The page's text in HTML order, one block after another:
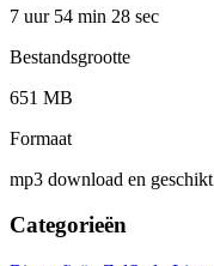
7 uur 54 min 28 sec
Bestandsgrootte
651 MB
Formaat
mp3 download en
Categorieën